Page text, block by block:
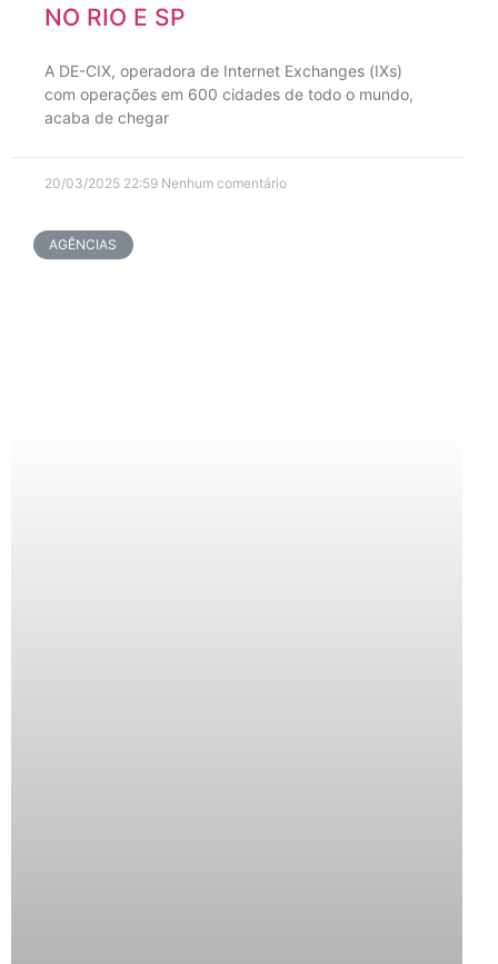
NO RIO E SP
A DE-CIX, operadora de Internet Exchanges (IXs)
com operações em 600 cidades de todo o mundo,
acaba de chegar
20/03/2025 22:59 Nenhum comentário
AGÊNCIAS